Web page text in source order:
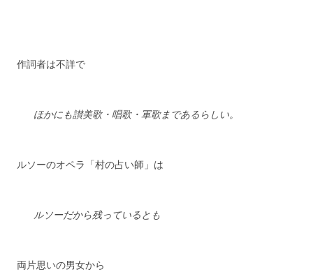
作詞者は不詳で
ほかにも讃美歌・唱歌・軍歌まであるらしい。
ルソーのオペラ 「村の占い師」は
ルソーだから残っているとも
両片思いの男女から